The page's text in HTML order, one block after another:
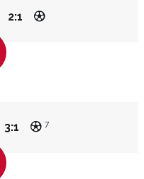
2:1
3:1 7